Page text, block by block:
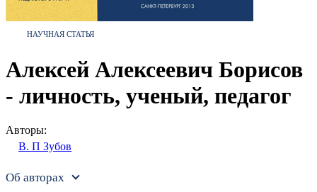
НАУЧНАЯ СТАТЬЯ
Алексей Алексеевич Борисов
- личность, ученый, педагог
Авторы:
В. П Зубов
Об авторах